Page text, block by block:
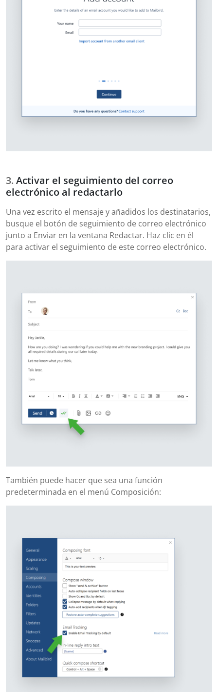
Activar el seguimiento del correo
electrónico al redactarlo
Una vez escrito el mensaje y añadidos los destinatarios,
busque el botón de seguimiento de correo electrónico
junto a Enviar en la ventana Redactar. Haz clic en él
para activar el seguimiento de este correo electrónico.
También puede hacer que sea una función
predeterminada en el menú Composición: